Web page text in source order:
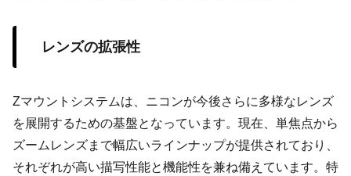
レンズの拡張性
Zマウントシステムは、ニコンが今後さらに多様なレンズ
を展開するための基盤となっています。現在、単焦点から
ズームレンズまで幅広いラインナップが提供されており、
それぞれが高い描写性能と機能性を兼ね備えています。特